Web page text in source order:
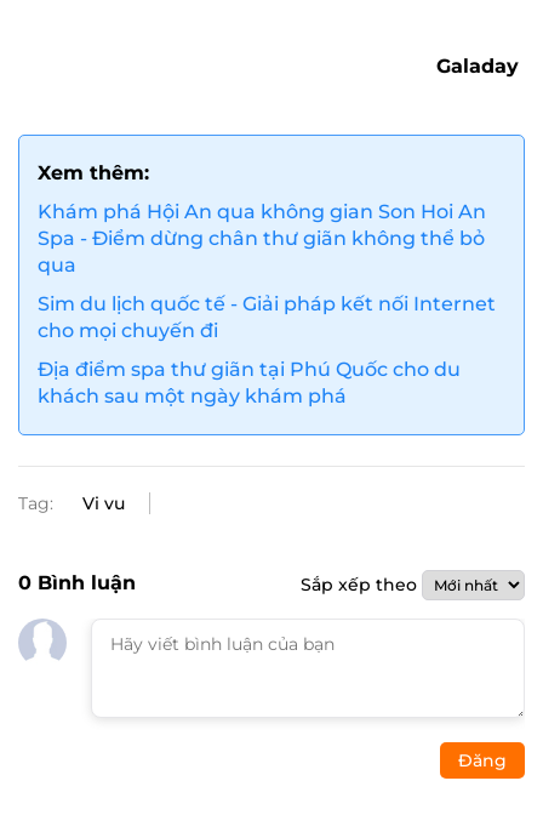
Galaday
Xem thêm:
Khám phá Hội An qua không gian Son Hoi An
Spa - Điểm dừng chân thư giãn không thể bỏ
qua
Sim du lịch quốc tế - Giải pháp kết nối Internet
cho mọi chuyến đi
Địa điểm spa thư giãn tại Phú Quốc cho du
khách sau một ngày khám phá
Tag: Vi vu
0 Bình luận Sắp xếp theo
Đăng